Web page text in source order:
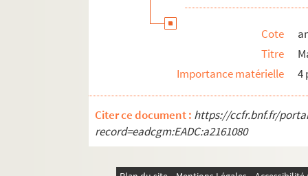
Cote
Titre
Importance matérielle
4
Citer ce document : https://ccfr.bnf.fr/
record=eadcgm:EADC:a2161080